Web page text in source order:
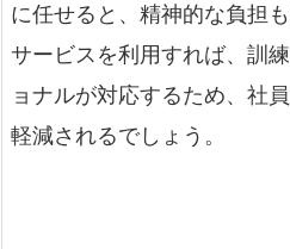
に任せると、精神的な負担
サービスを利用すれば、訓
ョナルが対応するため、社
軽減されるでしょう。